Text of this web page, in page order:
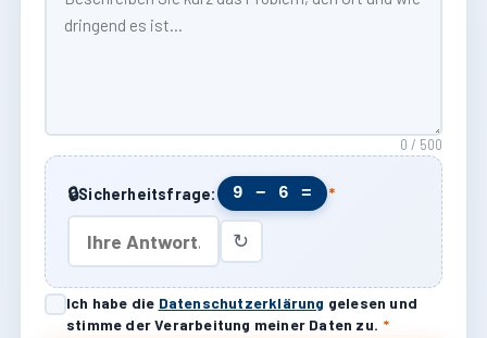
0 / 500
🔒Sicherheitsfrage: 9 − 6 = *
↻
Ich habe die Datenschutzerklärung gelesen und
stimme der Verarbeitung meiner Daten zu. *